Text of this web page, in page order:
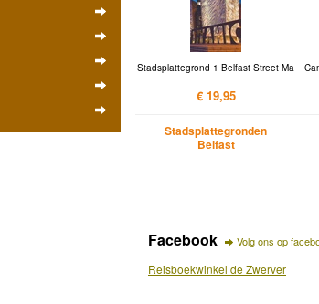
Stadsplattegrond 1 Belfast Street Ma
€ 19,95
Stadsplattegronden
Belfast
Facebook Volg ons op
Reisboekwinkel de Zwerver